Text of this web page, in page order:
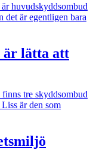
huvudskyddsombud
det är egentligen bara
är lätta att
tre skyddsombud
är den som